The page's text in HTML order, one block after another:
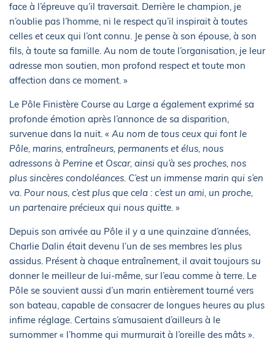
face à l’épreuve qu’il traversait. Derrière le champion, je
n’oublie pas l’homme, ni le respect qu’il inspirait à toutes
celles et ceux qui l’ont connu. Je pense à son épouse, à son
fils, à toute sa famille. Au nom de toute l’organisation, je leur
adresse mon soutien, mon profond respect et toute mon
affection dans ce moment. »
Le Pôle Finistère Course au Large a également exprimé sa
profonde émotion après l’annonce de sa disparition,
survenue dans la nuit. « Au nom de tous ceux qui font le
Pôle, marins, entraîneurs, permanents et élus, nous
adressons à Perrine et Oscar, ainsi qu’à ses proches, nos
plus sincères condoléances. C’est un immense marin qui s’en
va. Pour nous, c’est plus que cela : c’est un ami, un proche,
un partenaire précieux qui nous quitte. »
Depuis son arrivée au Pôle il y a une quinzaine d’années,
Charlie Dalin était devenu l’un de ses membres les plus
assidus. Présent à chaque entraînement, il avait toujours su
donner le meilleur de lui-même, sur l’eau comme à terre. Le
Pôle se souvient aussi d’un marin entièrement tourné vers
son bateau, capable de consacrer de longues heures au plus
infime réglage. Certains s’amusaient d’ailleurs à le
surnommer « l’homme qui murmurait à l’oreille des mâts ».